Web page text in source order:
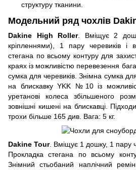
структуру тканини.
Модельний ряд чохлів
Dakine High Roller. Вміщує 2
кріпленнями), 1 пару черевиків і
стегана по всьому контуру для
краях із можливістю перевезення
сумка для черевиків. Знімна сумка
на блискавку YKK №10 із
уретанові колеса збільшеного
зовнішні кишені на блискавці.
трохи більше 165 див. Вага: 5 кг.
Dakine Tour. Вміщує 1 дошку, 1 пару
Прокладка стегана по всьому
Знімний стьобаний наплічний